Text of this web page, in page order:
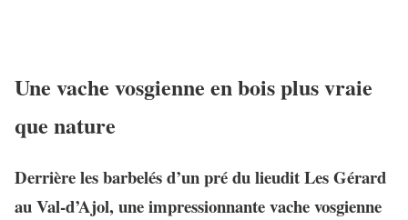
Une vache vosgienne en bois plus vraie
que nature
Derrière les barbelés d’un pré du lieudit Les Gérard
au Val-d’Ajol, une impressionnante vache vosgienne